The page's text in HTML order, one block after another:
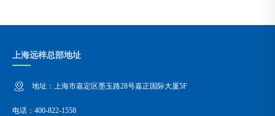
上海远梓总部地址
地址：上海市嘉定区墨玉路28号嘉正国际大厦5F
电话：400-822-1558